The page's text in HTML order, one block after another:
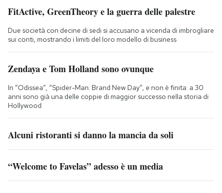
FitActive, GreenTheory e la guerra delle palestre
Due società con decine di sedi si accusano a vicenda di imbrogliare
sui conti, mostrando i limiti del loro modello di business
Zendaya e Tom Holland sono ovunque
In “Odissea”, “Spider-Man: Brand New Day”, e non è finita: a 30
anni sono già una delle coppie di maggior successo nella storia di
Hollywood
Alcuni ristoranti si danno la mancia da soli
“Welcome to Favelas” adesso è un media